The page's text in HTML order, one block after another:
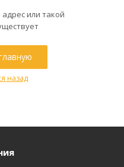
или такой
назад